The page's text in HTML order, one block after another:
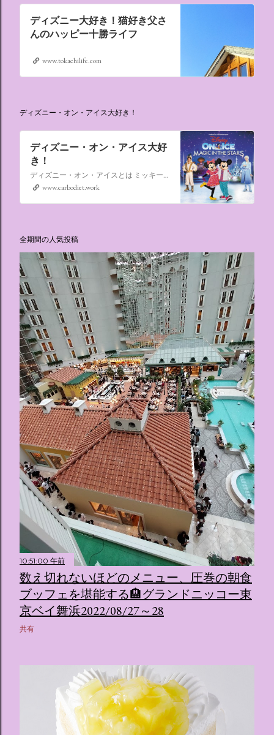
ディズニー大好き！猫好き父さ
んのハッピー十勝ライフ
www.tokachilife.com
ディズニー・オン・アイス大好き！
ディズニー・オン・アイス大好
き！
ディズニー・オン・アイスとは ミッキーマウスやミニーマウスをはじめ、たくさんのディズニーキャラクターが登場し、世代を超えて愛され続けている、氷の上のミュージカルショーです。
www.carbodiet.work
全期間の人気投稿
10:51:00 午前
数え切れないほどのメニュー、圧巻の朝食
ブッフェを堪能する🏨グランドニッコー東
京ベイ舞浜2022/08/27～28
共有